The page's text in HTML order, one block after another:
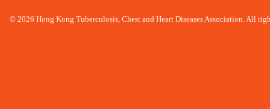
© 2026 Hong Kong Tuberculosis, Chest and Heart Diseases Association. All